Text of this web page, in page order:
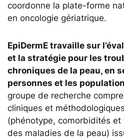
coordonne la plate-forme
en oncologie gériatrique.
EpiDermE travaille sur
et la stratégie pour les
chroniques de la peau, en
personnes et les
groupe de recherche
cliniques et
(phénotype, comorbidités
des maladies de la peau)